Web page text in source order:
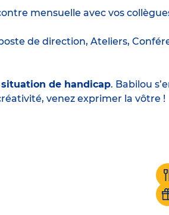
mensuelle avec vos
de direction, Ateliers,
de handicap. Babilou
venez exprimer la vôtre !